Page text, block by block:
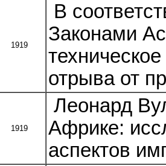
1919
В
Законами
отрыва от
1919
Леонард
Африке:
аспектов